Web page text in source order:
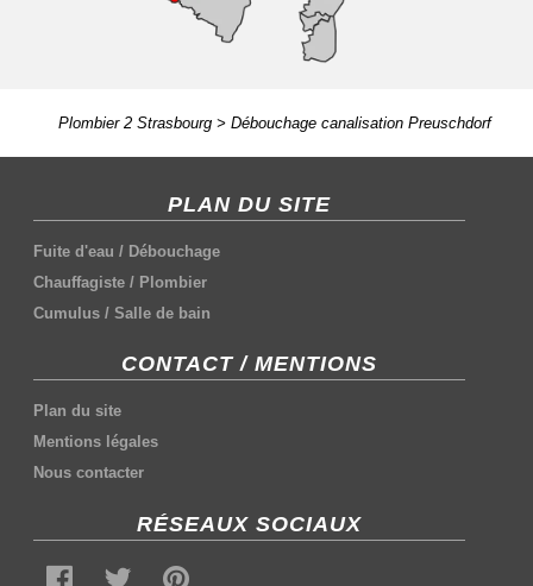
Plombier 2 Strasbourg> Débouchage canalisation Preuschdorf
PLAN DU SITE
Fuite d'eau / Débouchage
Chauffagiste / Plombier
Cumulus /Salle de bain
CONTACT / MENTIONS
Plan du site
Mentions légales
Nous contacter
RÉSEAUX SOCIAUX